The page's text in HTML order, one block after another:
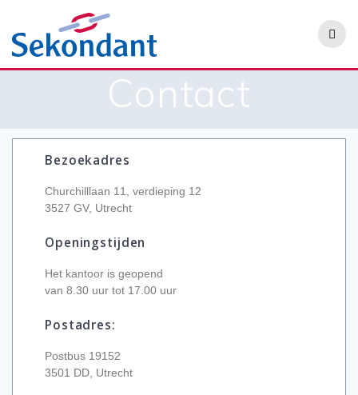
Contact
Bezoekadres
Churchilllaan 11, verdieping 12
3527 GV, Utrecht
Openingstijden
Het kantoor is geopend
van 8.30 uur tot 17.00 uur
Postadres:
Postbus 19152
3501 DD, Utrecht